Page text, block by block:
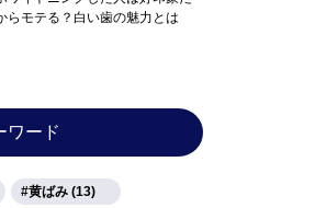
らモテる？白い歯の魅力とは
ワード
黄ばみ (13)